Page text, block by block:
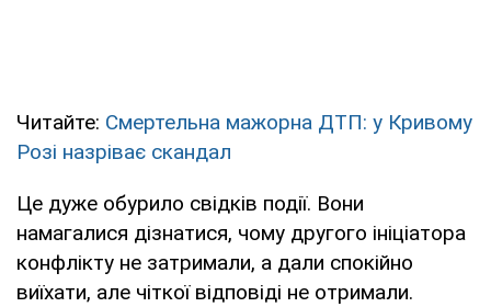
Читайте: Смертельна мажорна ДТП: у Кривому
Розі назріває скандал
Це дуже обурило свідків події. Вони
намагалися дізнатися, чому другого ініціатора
конфлікту не затримали, а дали спокійно
виїхати, але чіткої відповіді не отримали.